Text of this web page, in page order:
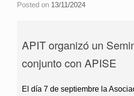
Posted on 13/11/2024
APIT organizó un
conjunto con APISE
El día 7 de septiembre la